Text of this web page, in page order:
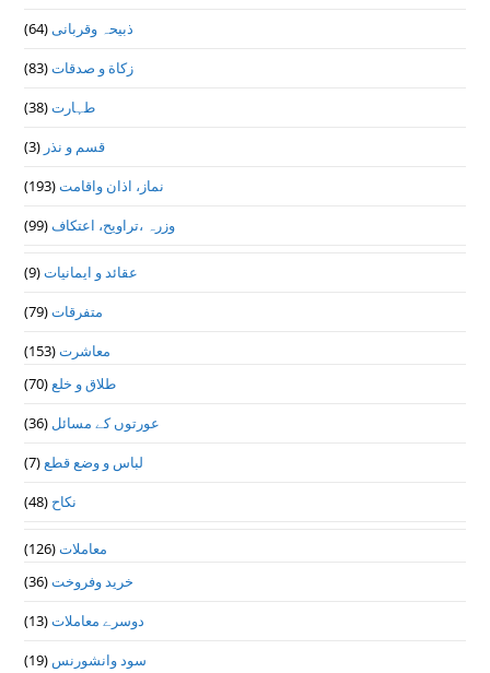
ذبیحہ وقربانی(64)
زکاة و صدقات(83)
طہارت(38)
قسم و نذر (3)
نماز، اذان واقامت(193)
وزرہ ،تراويح، اعتكاف(99)
عقائد و ایمانیات(9)
متفرقات(79)
معاشرت(153)
طلاق و خلع(70)
عورتوں کے مسائل (36)
لباس و وضع قطع(7)
نکاح (48)
معاملات(126)
خرید وفروخت(36)
دوسرے معاملات(13)
سود وانشورنس (19)